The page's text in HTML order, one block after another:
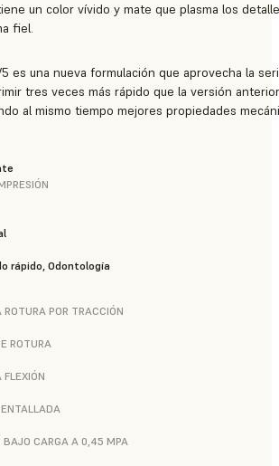
un color vívido y mate que plasma los
fiel.
es una nueva formulación que aprovecha la
tres veces más rápido que la versión
al mismo tiempo mejores propiedades
rápido, Odontología
POR TRACCIÓN
ROTURA
BAJO CARGA A 0,45 MPA